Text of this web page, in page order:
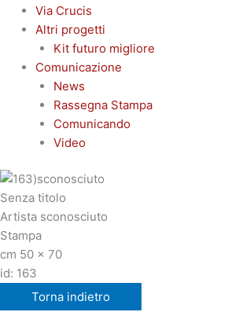
Via Crucis
Altri progetti
Kit futuro migliore
Comunicazione
News
Rassegna Stampa
Comunicando
Video
Senza titolo
Artista sconosciuto
Stampa
cm 50 x 70
id: 163